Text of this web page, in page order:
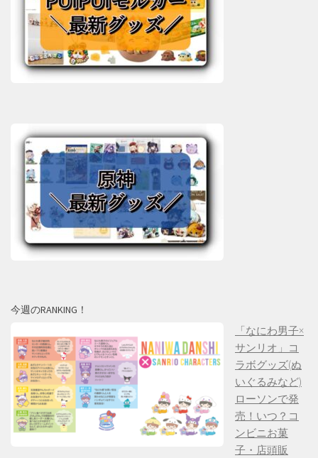
今週のRANKING！
「なにわ男子×
サンリオ」コ
ラボグッズ(ぬ
いぐるみなど)
ローソンで発
売！いつ？コ
ンビニお菓
子・店頭販